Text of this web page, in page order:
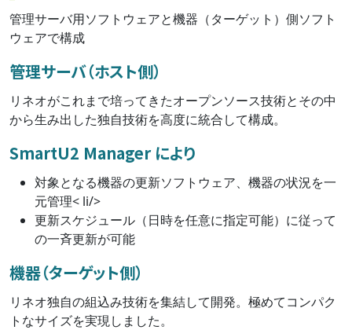
管理サーバ用ソフトウェアと機器（ターゲット）側ソフト
ウェアで構成
管理サーバ（ホスト側）
リネオがこれまで培ってきたオープンソース技術とその中
から生み出した独自技術を高度に統合して構成。
SmartU2 Manager により
対象となる機器の更新ソフトウェア、機器の状況を一
元管理< li/>
更新スケジュール（日時を任意に指定可能）に従って
の一斉更新が可能
機器（ターゲット側）
リネオ独自の組込み技術を集結して開発。極めてコンパク
トなサイズを実現しました。